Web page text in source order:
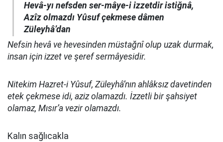
Hevâ-yı nefsden ser-mâye-i izzetdir istiğnâ,
Azîz olmazdı Yûsuf çekmese dâmen
Züleyhâ’dan
Nefsin hevâ ve hevesinden müstağnî olup uzak durmak,
insan için izzet ve şeref sermâyesidir.
Nitekim Hazret-i Yûsuf, Züleyhâ’nın ahlâksız davetinden
etek çekmese idi, aziz olamazdı. İzzetli bir şahsiyet
olamaz, Mısır’a vezir olamazdı.
Kalın sağlıcakla